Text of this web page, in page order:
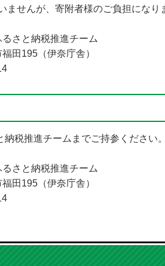
せんが、寄附者様のご負担になり
さと納税推進チーム
田195（伊奈庁舎）
税推進チームまでご持参ください
さと納税推進チーム
田195（伊奈庁舎）